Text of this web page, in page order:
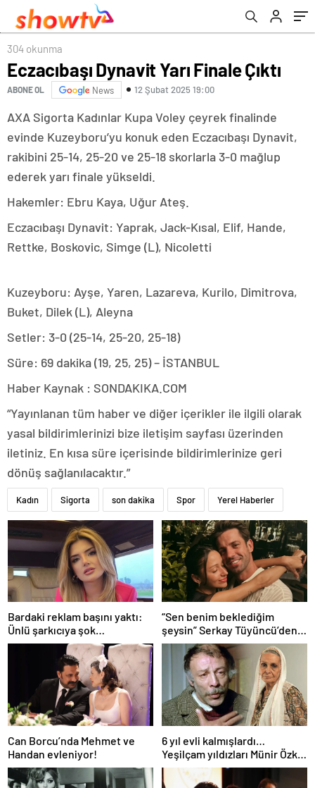
304 okunma
Eczacıbaşı Dynavit Yarı Finale Çıktı
ABONE OL News 12 Şubat 2025 19:00
AXA Sigorta Kadınlar Kupa Voley çeyrek finalinde
evinde Kuzeyboru’yu konuk eden Eczacıbaşı Dynavit,
rakibini 25-14, 25-20 ve 25-18 skorlarla 3-0 mağlup
ederek yarı finale yükseldi.
Hakemler: Ebru Kaya, Uğur Ateş.
Eczacıbaşı Dynavit: Yaprak, Jack-Kısal, Elif, Hande,
Rettke, Boskovic, Simge (L), Nicoletti
Kuzeyboru: Ayşe, Yaren, Lazareva, Kurilo, Dimitrova,
Buket, Dilek (L), Aleyna
Setler: 3-0 (25-14, 25-20, 25-18)
Süre: 69 dakika (19, 25, 25) – İSTANBUL
Haber Kaynak : SONDAKIKA.COM
“Yayınlanan tüm haber ve diğer içerikler ile ilgili olarak
yasal bildirimlerinizi bize iletişim sayfası üzerinden
iletiniz. En kısa süre içerisinde bildirimlerinize geri
dönüş sağlanılacaktır.”
Kadın Sigorta son dakika Spor Yerel Haberler
Bardaki reklam başını yaktı:
Ünlü şarkıcıya şok
soruşturma! Haberim yoktu…
“Sen benim beklediğim
şeysin” Serkay Tüyüncü’den
Zeynep Bastık’a aşk dolu 1. yıl
kutlaması!
Can Borcu’nda Mehmet ve
Handan evleniyor!
6 yıl evli kalmışlardı…
Yeşilçam yıldızları Münir Özkul
ile Suna Selen’in kızları da
ünlü çıktı!